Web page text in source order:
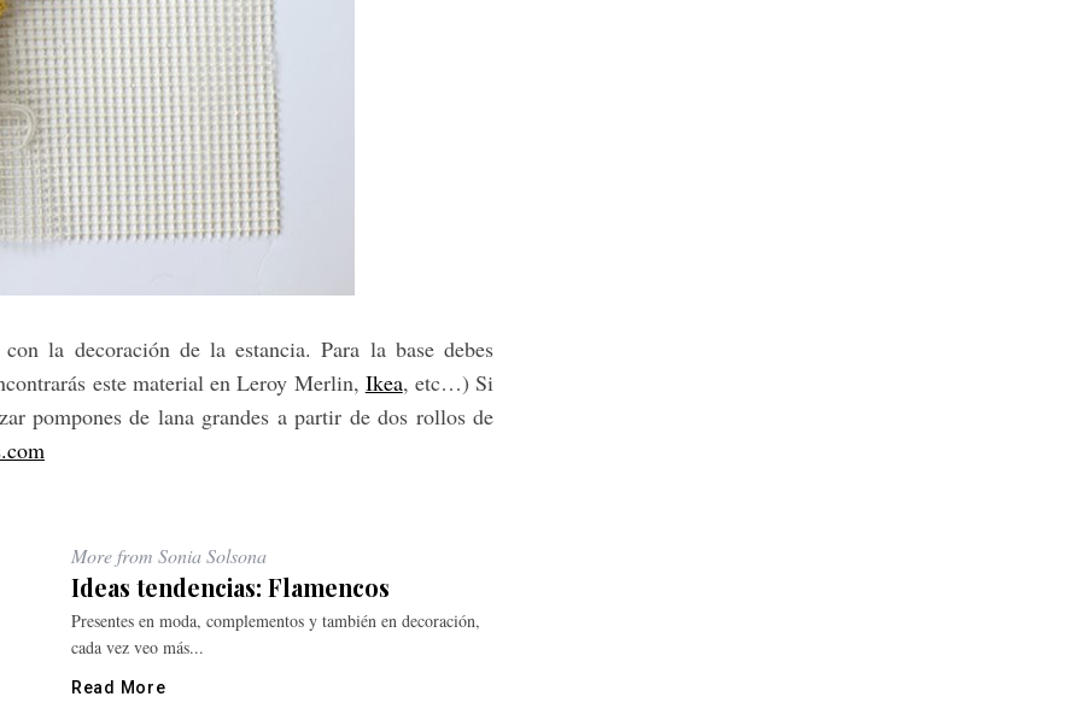
la decoración de la estancia. Para la base debes
este material en Leroy Merlin, Ikea, etc…) Si
pompones de lana grandes a partir de dos rollos de
More from Sonia Solsona
Ideas tendencias: Flamencos
Presentes en moda, complementos y también en decoración,
cada vez veo más...
Read More